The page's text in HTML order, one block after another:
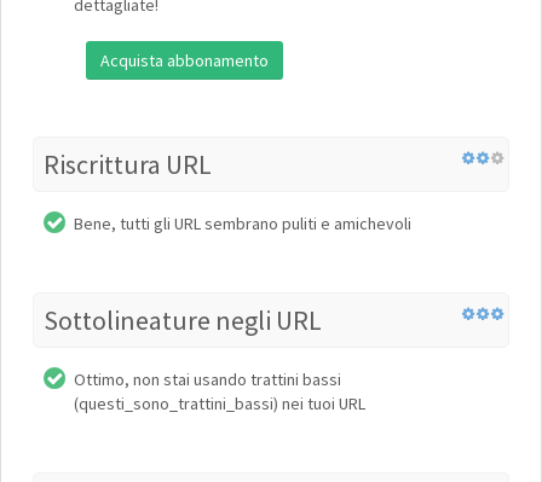
dettagliate!
Acquista abbonamento
Riscrittura URL
Bene, tutti gli URL sembrano puliti e amichevoli
Sottolineature negli URL
Ottimo, non stai usando trattini bassi
(questi_sono_trattini_bassi) nei tuoi URL